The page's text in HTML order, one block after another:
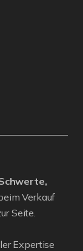
Verkauf
Seite.
Expertise